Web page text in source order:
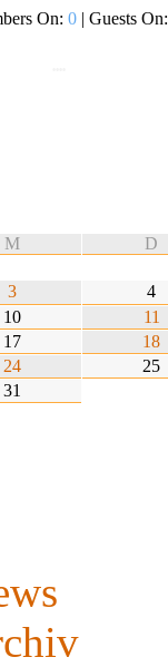
On: 0 | Guests On:
M D
3 4
10 11
17 18
24 25
31